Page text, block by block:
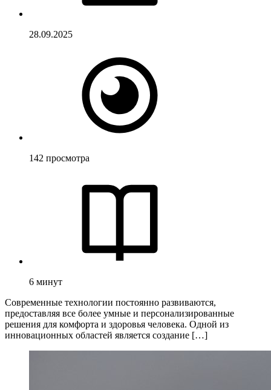
28.09.2025
142 просмотра
6 минут
Современные технологии постоянно развиваются,
предоставляя все более умные и персонализированные
решения для комфорта и здоровья человека. Одной из
инновационных областей является создание […]